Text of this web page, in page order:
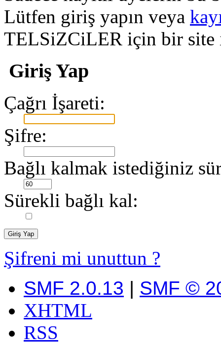
Lütfen giriş yapın veya
TELSiZCiLER için bir
Giriş Yap
Çağrı İşareti:
Şifre:
Bağlı kalmak istediğiniz
Sürekli bağlı kal:
Şifreni mi unuttun ?
SMF 2.0.13 | SMF ©
XHTML
RSS